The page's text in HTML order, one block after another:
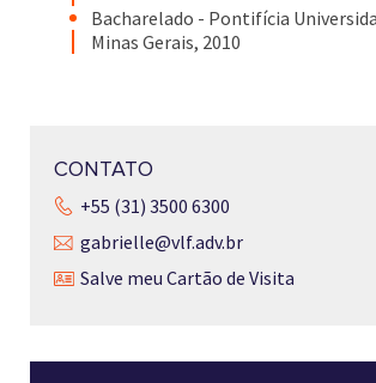
Bacharelado - Pontifícia
Minas Gerais, 2010
CONTATO
+55 (31) 3500 6300
gabrielle@vlf.adv.br
Salve meu Cartão de Visita